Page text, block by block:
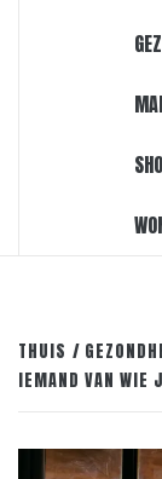
THUIS
IEMAND VAN WIE